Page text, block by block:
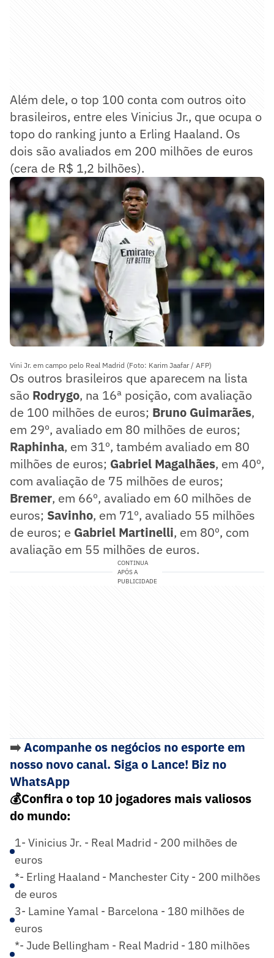
Além dele, o top 100 conta com outros oito
brasileiros, entre eles Vinicius Jr., que ocupa o
topo do ranking junto a Erling Haaland. Os
dois são avaliados em 200 milhões de euros
(cera de R$ 1,2 bilhões).
Vini Jr. em campo pelo Real Madrid (Foto: Karim Jaafar / AFP)
Os outros brasileiros que aparecem na lista
são Rodrygo, na 16ª posição, com avaliação
de 100 milhões de euros; Bruno Guimarães,
em 29º, avaliado em 80 milhões de euros;
Raphinha, em 31º, também avaliado em 80
milhões de euros; Gabriel Magalhães, em 40º,
com avaliação de 75 milhões de euros;
Bremer, em 66º, avaliado em 60 milhões de
euros; Savinho, em 71º, avaliado 55 milhões
de euros; e Gabriel Martinelli, em 80º, com
avaliação em 55 milhões de euros.
CONTINUA
APÓS A
PUBLICIDADE
➡️Acompanhe os negócios no esporte em
nosso novo canal. Siga o Lance! Biz no
WhatsApp
💰Confira o top 10 jogadores mais valiosos
do mundo:
1- Vinicius Jr. - Real Madrid - 200 milhões de
euros
*- Erling Haaland - Manchester City - 200 milhões
de euros
3- Lamine Yamal - Barcelona - 180 milhões de
euros
*- Jude Bellingham - Real Madrid - 180 milhões